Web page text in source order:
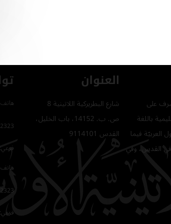
على
باللغة
العربيّة فيما
القدس، وفي
العنوان
شارع البطريركية اللاتينية 8
ص. ب. 14152، باب الخليل،
القدس 9114101
فرعي: 464
فرعي: 216